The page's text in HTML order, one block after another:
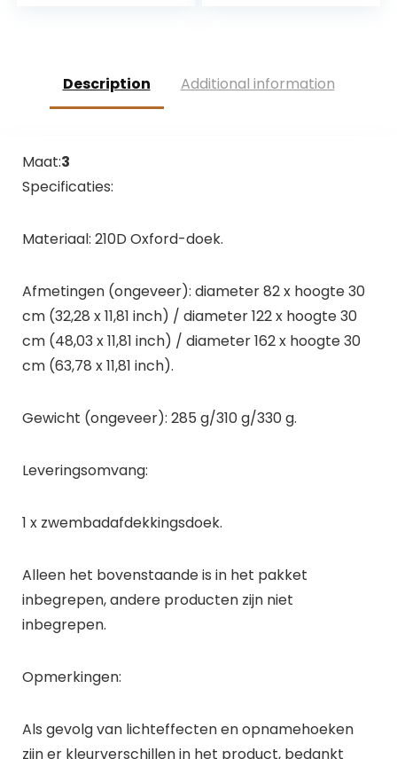
kauwstaaf voor uw
hond
tandenborstel
Description Additional information
Maat:3
Specificaties:
Materiaal: 210D Oxford-doek.
Afmetingen (ongeveer): diameter 82 x hoogte 30
cm (32,28 x 11,81 inch) / diameter 122 x hoogte 30
cm (48,03 x 11,81 inch) / diameter 162 x hoogte 30
cm (63,78 x 11,81 inch).
Gewicht (ongeveer): 285 g/310 g/330 g.
Leveringsomvang:
1 x zwembadafdekkingsdoek.
Alleen het bovenstaande is in het pakket
inbegrepen, andere producten zijn niet
inbegrepen.
Opmerkingen:
Als gevolg van lichteffecten en opnamehoeken
zijn er kleurverschillen in het product, bedankt